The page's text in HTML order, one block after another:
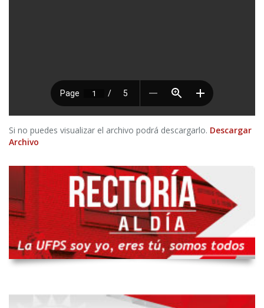
Si no puedes visualizar el archivo podrá descargarlo. Descargar
Archivo